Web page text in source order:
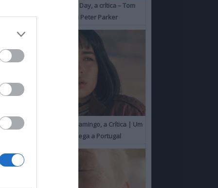
Spider-Man: Brand New Day, a crítica – Tom
Holland consolida o seu Peter Parker
O Misterioso Olhar do Flamingo, a Crítica | Um
Campeão de Cannes chega a Portugal